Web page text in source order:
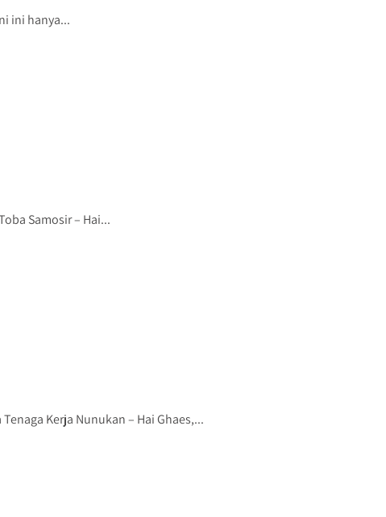
ini hanya...
Samosir – Hai...
Kerja Nunukan – Hai Ghaes,...